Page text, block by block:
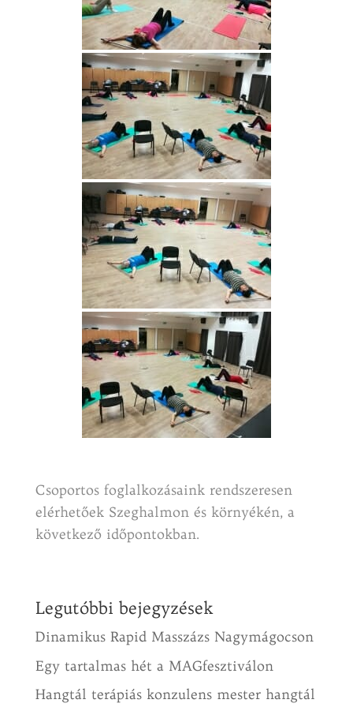
Csoportos foglalkozásaink rendszeresen
elérhetőek Szeghalmon és környékén, a
következő időpontokban.
Legutóbbi bejegyzések
Dinamikus Rapid Masszázs Nagymágocson
Egy tartalmas hét a MAGfesztiválon
Hangtál terápiás konzulens mester hangtál